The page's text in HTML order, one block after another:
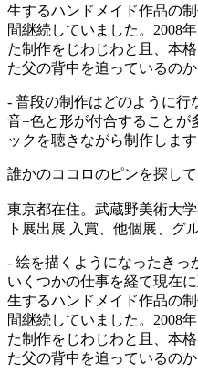
生するハンドメイド作品の
間継続していました。2008
た制作をじわじわと且、本
た父の背中を追っているのか
- 普段の制作はどのように行
音=色と形が付合することが
ックを聴きながら制作します
誰かのココロのピンを探し
東京都在住。武蔵野美術大
ト展出展 入賞、他個展、グ
- 絵を描くようになったきっ
いくつかの仕事を経て現在
生するハンドメイド作品の
間継続していました。2008
た制作をじわじわと且、本
た父の背中を追っているのか